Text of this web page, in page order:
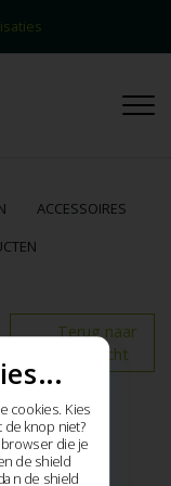
ACCESSOIRES
Terug naar
het overzicht
cookies. Kies
knop niet?
die je
de shield
de shield